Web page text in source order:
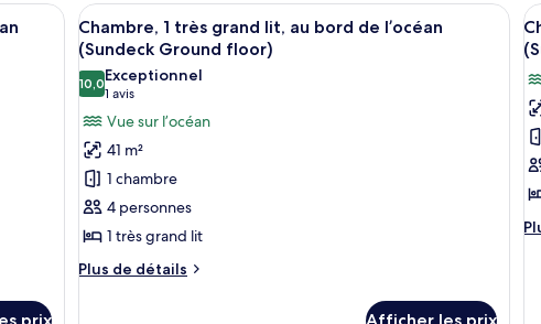
un lit, un canapé, un bureau et une vue sur l’océan.
prix
Afficher
toutes
les
photos
pour
ce
type
de
chambre :
Chambre,
1
Une chambre d’hôtel avec un grand
8
Chambre, 1 très grand lit, au bord de l’océan
(Sundeck Ground floor)
10,010,0 sur 10
Exceptionnel
1 avis
(1 avis)
Vue sur l’océan
41 m²
1 chambre
4 personnes
1 très grand lit
Plus de détails
Plus
Afficher les prix
les